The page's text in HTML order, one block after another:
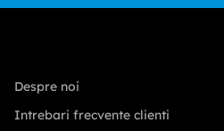
Despre noi
Intrebari frecvente clienti